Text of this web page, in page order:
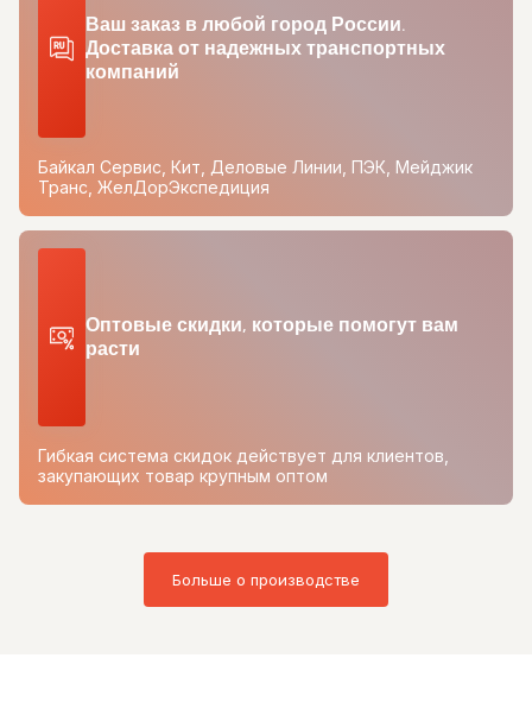
Ваш заказ в любой город России.
Доставка от надежных транспортных
компаний
Байкал Сервис, Кит, Деловые Линии, ПЭК, Мейджик
Транс, ЖелДорЭкспедиция
Оптовые скидки, которые помогут вам
расти
Гибкая система скидок действует для клиентов,
закупающих товар крупным оптом
Больше о производстве